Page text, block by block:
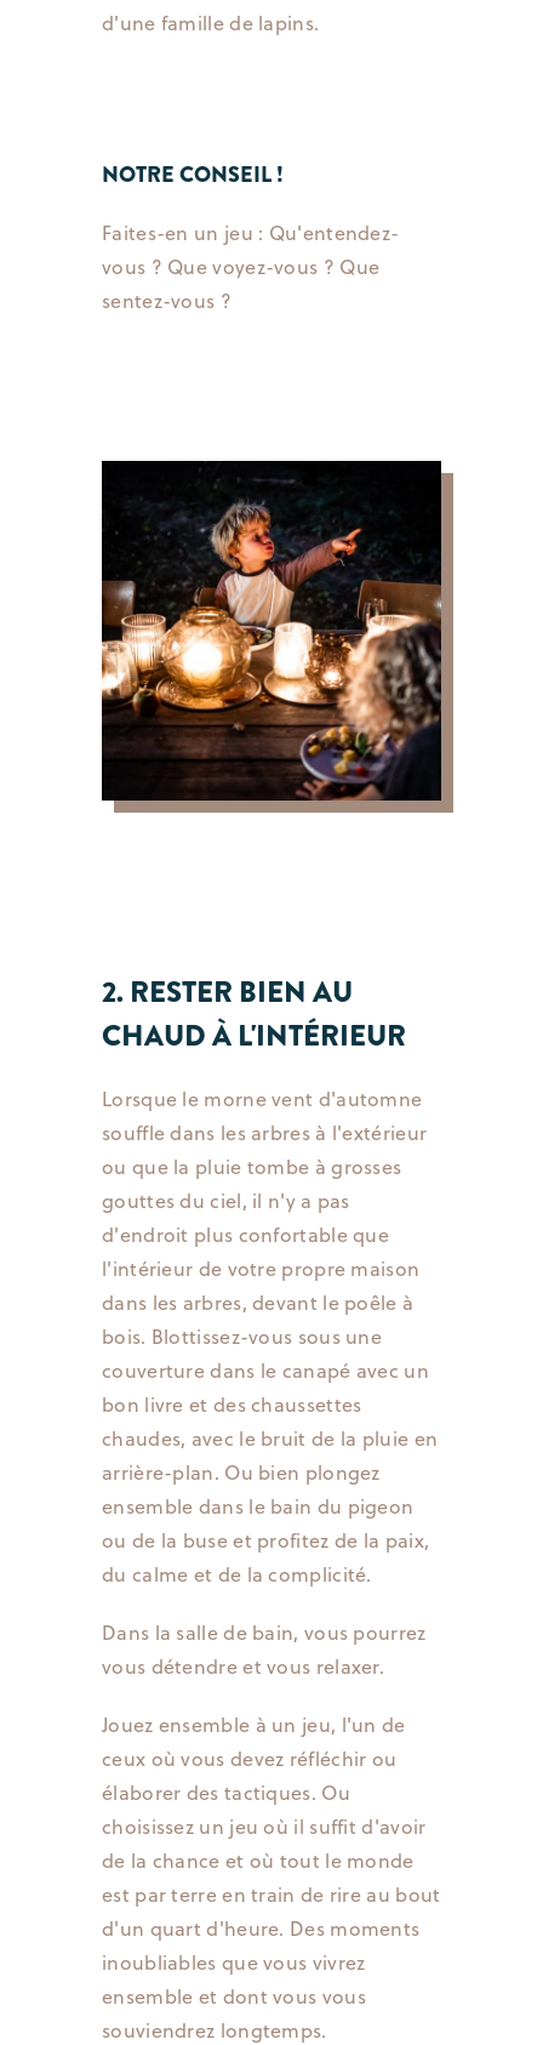
d'une famille de lapins.
NOTRE CONSEIL !
Faites-en un jeu : Qu'entendez-
vous ? Que voyez-vous ? Que
sentez-vous ?
2. RESTER BIEN AU
CHAUD À L'INTÉRIEUR
Lorsque le morne vent d'automne
souffle dans les arbres à l'extérieur
ou que la pluie tombe à grosses
gouttes du ciel, il n'y a pas
d'endroit plus confortable que
l'intérieur de votre propre maison
dans les arbres, devant le poêle à
bois. Blottissez-vous sous une
couverture dans le canapé avec un
bon livre et des chaussettes
chaudes, avec le bruit de la pluie en
arrière-plan. Ou bien plongez
ensemble dans le bain du pigeon
ou de la buse et profitez de la paix,
du calme et de la complicité.
Dans la salle de bain, vous pourrez
vous détendre et vous relaxer.
Jouez ensemble à un jeu, l'un de
ceux où vous devez réfléchir ou
élaborer des tactiques. Ou
choisissez un jeu où il suffit d'avoir
de la chance et où tout le monde
est par terre en train de rire au bout
d'un quart d'heure. Des moments
inoubliables que vous vivrez
ensemble et dont vous vous
souviendrez longtemps.